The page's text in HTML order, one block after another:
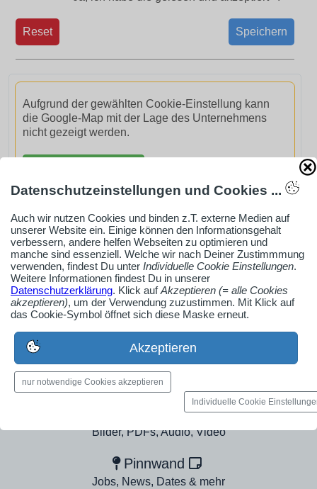
Speichern
Reset
Aufgrund der gewählten Cookie-Einstellung kann
die Google-Map mit der Lage des Unternehmens
nicht gezeigt werden.
AdSense smARTe inArticle-Anzeige aktivieren
Ob Solo-Selbsständiger, Handwerksbetrieb oder
Industrieunternehmen
Erstelle jetzt ein gratis Firmenprofil für dein Unternehmen:
jetzt registrieren
Medien-Galerie
Bilder, PDFs, Audio, Video
Pinnwand
Jobs, News, Dates & mehr
Datenschutzeinstellungen und Cookies ...
Auch wir nutzen Cookies und binden z.T. externe Medien auf
unserer Website ein. Einige können den Informationsgehalt
verbessern, andere helfen Webseiten zu optimieren und
manche sind essenziell. Welche wir nach Deiner Zustimmmung
verwenden, findest Du unter Individuelle Cookie Einstellungen.
Weitere Informationen findest Du in unserer
Datenschutzerklärung. Klick aufAkzeptieren (= alle Cookies
akzeptieren), um der Verwendung zuzustimmen. Mit Klick auf
das Cookie-Symbol öffnet sich diese Maske erneut.
Akzeptieren
nur notwendige Cookies akzeptieren
Individuelle Cookie